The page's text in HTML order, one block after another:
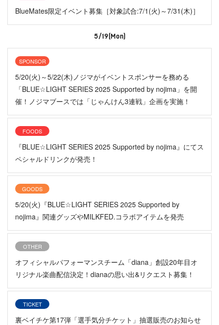
BlueMates限定イベント募集［対象試合:7/1(火)～7/31(木)］
5/19(Mon)
SPONSOR
5/20(火)～5/22(木)ノジマがイベントスポンサーを務める
「BLUE☆LIGHT SERIES 2025 Supported by nojima」を開
催！ノジマブースでは「じゃんけん3連戦」企画を実施！
FOODS
『BLUE☆LIGHT SERIES 2025 Supported by nojima』にてス
ペシャルドリンクが発売！
GOODS
5/20(火)『BLUE☆LIGHT SERIES 2025 Supported by
nojima』関連グッズやMILKFED.コラボアイテムを発売
OTHER
オフィシャルパフォーマンスチーム「diana」創設20年目オ
リジナル楽曲配信決定！dianaの思い出&リクエスト募集！
TICKET
裏ベイチケ第17弾「選手気分チケット」抽選販売のお知らせ